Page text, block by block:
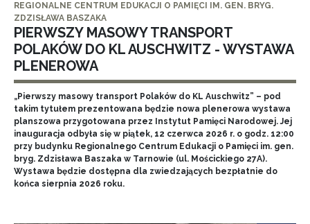
REGIONALNE CENTRUM EDUKACJI O PAMIĘCI IM. GEN. BRYG.
ZDZISŁAWA BASZAKA
PIERWSZY MASOWY TRANSPORT
POLAKÓW DO KL AUSCHWITZ - WYSTAWA
PLENEROWA
„Pierwszy masowy transport Polaków do KL Auschwitz” – pod
takim tytułem prezentowana będzie nowa plenerowa wystawa
planszowa przygotowana przez Instytut Pamięci Narodowej. Jej
inauguracja odbyła się w piątek, 12 czerwca 2026 r. o godz. 12:00
przy budynku Regionalnego Centrum Edukacji o Pamięci im. gen.
bryg. Zdzisława Baszaka w Tarnowie (ul. Mościckiego 27A).
Wystawa będzie dostępna dla zwiedzających bezpłatnie do
końca sierpnia 2026 roku.